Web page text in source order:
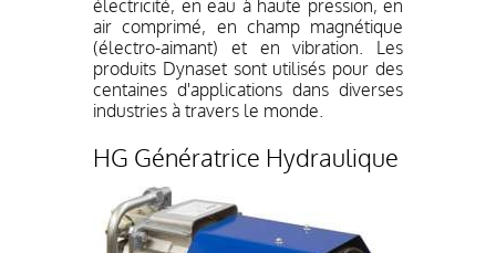
électricité, en eau à haute pression, en
air comprimé, en champ magnétique
(électro-aimant) et en vibration. Les
produits Dynaset sont utilisés pour des
centaines d'applications dans diverses
industries à travers le monde.
HG Génératrice Hydraulique